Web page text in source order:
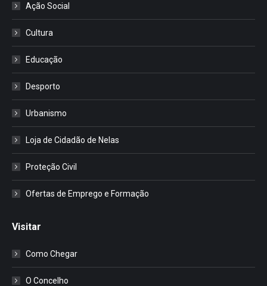
Ação Social
Cultura
Educação
Desporto
Urbanismo
Loja de Cidadão de Nelas
Proteção Civil
Ofertas de Emprego e Formação
Visitar
Como Chegar
O Concelho